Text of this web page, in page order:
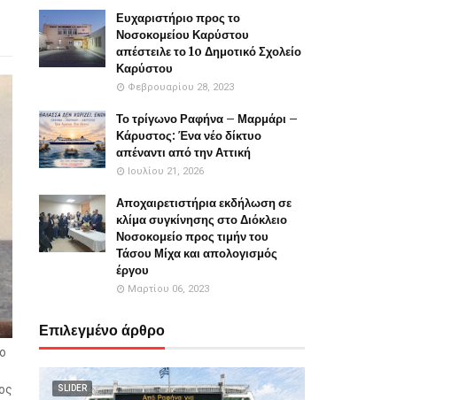
Ευχαριστήριο προς το
Νοσοκομείου Καρύστου
απέστειλε το 1o Δημοτικό Σχολείο
Καρύστου
Φεβρουαρίου 28, 2023
Το τρίγωνο Ραφήνα – Μαρμάρι –
Κάρυστος: Ένα νέο δίκτυο
απέναντι από την Αττική
Ιουλίου 21, 2026
Αποχαιρετιστήρια εκδήλωση σε
κλίμα συγκίνησης στο Διόκλειο
Νοσοκομείο προς τιμήν του
Τάσου Μίχα και απολογισμός
έργου
Μαρτίου 06, 2023
Επιλεγμένο άρθρο
SLIDER